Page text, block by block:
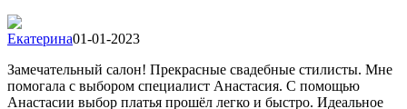
Екатерина01-01-2023
Замечательный салон! Прекрасные свадебные стилисты. Мне
помогала с выбором специалист Анастасия. С помощью
Анастасии выбор платья прошёл легко и быстро. Идеальное